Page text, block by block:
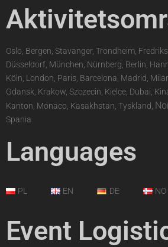
Oslo, Bergen, Stavanger, Trondheim,
Düsseldorf, München, Nürnberg, Berlin,
Köln, London, Paris, Barcelona, Madrid,
Gdansk, Krakow, Szczecin, Kielce, Dubai,
Kanton, Monaco, Kasakhstan, Tyskland,
Spania
Languages
PL EN DE NO
Event